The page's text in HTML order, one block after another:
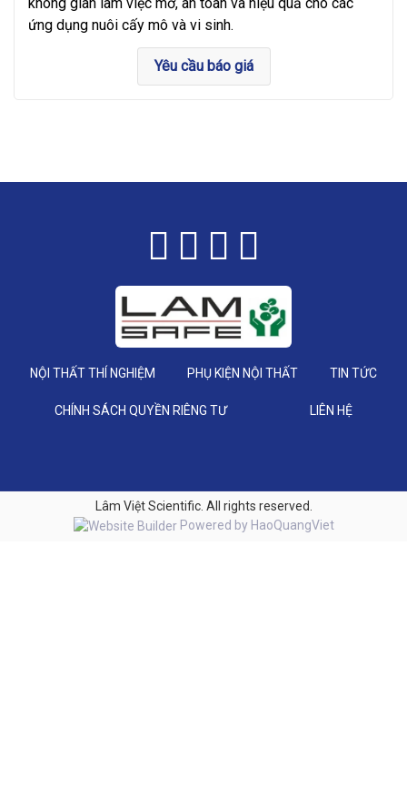
ứng dụng nuôi cấy mô và vi sinh.
Yêu cầu báo giá
NỘI THẤT THÍ NGHIỆM PHỤ KIỆN NỘI THẤT TIN TỨC
CHÍNH SÁCH QUYỀN RIÊNG TƯ LIÊN HỆ
Lâm Việt Scientific. All rights reserved.
Powered by HaoQuangViet